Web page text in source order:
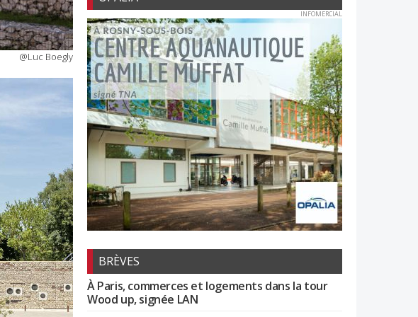
@Luc Boegly
INFOMERCIAL
BRÈVES
À Paris, commerces et logements dans la tour
Wood up, signée LAN